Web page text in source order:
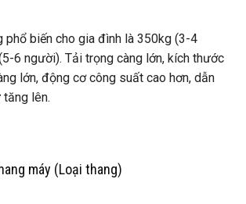
phổ biến cho gia đình là 350kg (3-4
6 người). Tải trọng càng lớn, kích thước
lớn, động cơ công suất cao hơn, dẫn
lên.
máy (Loại thang)